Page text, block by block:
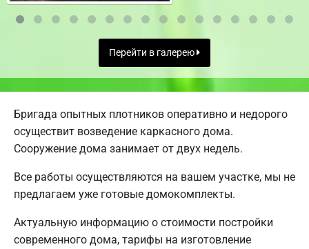
Перейти в галерею
Бригада опытных плотников оперативно и недорого
осуществит возведение каркасного дома.
Сооружение дома занимает от двух недель.
Все работы осуществляются на вашем участке, мы не
предлагаем уже готовые домокомплекты.
Актуальную информацию о стоимости постройки
современного дома, тарифы на изготовление